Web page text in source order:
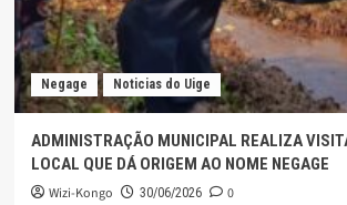
Negage Noticias do Uige
ADMINISTRAÇÃO MUNICIPAL REALIZA
LOCAL QUE DÁ ORIGEM AO NOME NEGAGE
Wizi-Kongo 30/06/2026 0